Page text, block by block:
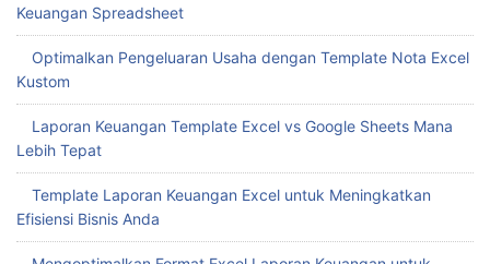
Keuangan Spreadsheet
Optimalkan Pengeluaran Usaha dengan Template Nota Excel
Kustom
Laporan Keuangan Template Excel vs Google Sheets Mana
Lebih Tepat
Template Laporan Keuangan Excel untuk Meningkatkan
Efisiensi Bisnis Anda